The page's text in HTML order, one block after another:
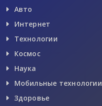
Авто
Интернет
Технологии
Космос
Наука
Мобильные технологии
Здоровье